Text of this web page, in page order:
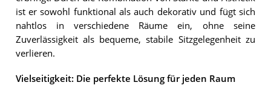
ist er sowohl funktional als auch dekorativ und fügt sich
nahtlos in verschiedene Räume ein, ohne seine
Zuverlässigkeit als bequeme, stabile Sitzgelegenheit zu
verlieren.
Vielseitigkeit: Die perfekte Lösung für jeden Raum